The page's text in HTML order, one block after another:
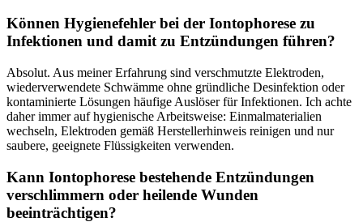
Können Hygienefehler bei der Iontophorese ⁣zu
Infektionen und damit ⁢zu⁢ Entzündungen führen?
Absolut. Aus meiner Erfahrung sind verschmutzte Elektroden,
wiederverwendete‌ Schwämme ohne ​gründliche Desinfektion ‌oder
‌kontaminierte Lösungen häufige ⁤Auslöser ​für Infektionen. Ich achte
daher immer⁤ auf ‍hygienische Arbeitsweise: ⁢Einmalmaterialien
wechseln, Elektroden gemäß Herstellerhinweis reinigen‌ und nur
‌saubere,⁣ geeignete Flüssigkeiten ‍verwenden.
Kann Iontophorese bestehende Entzündungen
verschlimmern ⁤oder heilende⁢ Wunden
beeinträchtigen?